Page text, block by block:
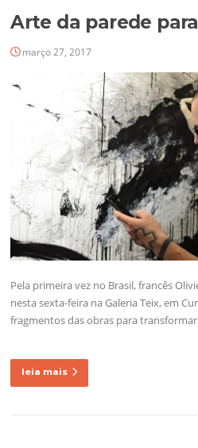
Arte da parede
março 27, 2017
Pela primeira vez no Brasil, francês
nesta sexta-feira na Galeria Teix, em
fragmentos das obras para
leia mais